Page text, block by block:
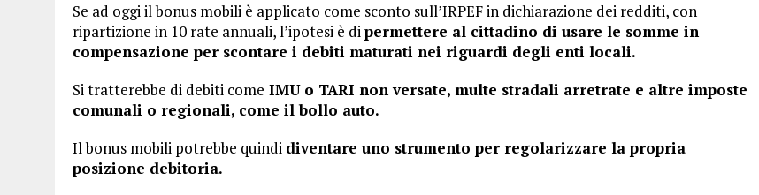
Se ad oggi il bonus mobili è applicato come sconto sull’IRPEF in dichiarazione dei redditi, con
ripartizione in 10 rate annuali, l’ipotesi è dipermettere al cittadino di usare le somme in
compensazione per scontare i debiti maturati nei riguardi degli enti locali.
Si tratterebbe di debiti come IMU o TARI non versate, multe stradali arretrate e altre imposte
comunali o regionali, come il bollo auto.
Il bonus mobili potrebbe quindi diventare uno strumento per regolarizzare la propria
posizione debitoria.